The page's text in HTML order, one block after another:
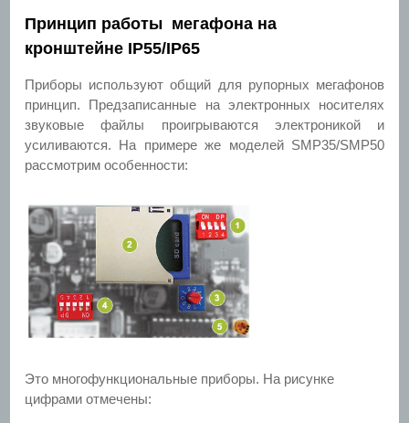
Принцип работы мегафона на
кронштейне IP55/IP65
Приборы используют общий для рупорных мегафонов
принцип. Предзаписанные на электронных носителях
звуковые файлы проигрываются электроникой и
усиливаются. На примере же моделей SMP35/SMP50
рассмотрим особенности:
Это многофункциональные приборы. На рисунке
цифрами отмечены: